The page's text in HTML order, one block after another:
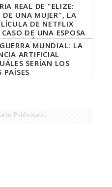
REAL DE "ELIZE:
DE UNA MUJER", LA
DE NETFLIX
CASO DE UNA ESPOSA
A SU
MUNDIAL: LA
ARTIFICIAL
SERÍAN LOS
PAÍSES
EN SER
Publicitario